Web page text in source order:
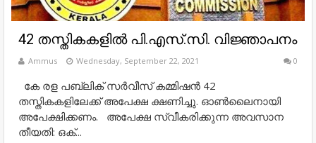
42 തസ്തികകളില്‍ പി.എസ്.സി. വിജ്ഞാപനം
Ammus Wednesday, September 22, 2021 0
കേ രള പബ്ലിക് സര്‍വീസ് കമ്മിഷന്‍ 42
തസ്തികകളിലേക്ക് അപേക്ഷ ക്ഷണിച്ചു. ഓണ്‍ലൈനായി
അപേക്ഷിക്കണം. അപേക്ഷ സ്വീകരിക്കുന്ന അവസാന
തീയതി: ഒക്...